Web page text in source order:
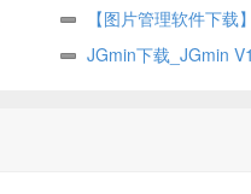
【图片管理软件下
汉化版JGmin下载_JGmin